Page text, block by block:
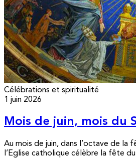
Célébrations et spiritualité
1 juin 2026
Mois de juin, mois du
Au mois de juin, dans l’octave de la
l’Eglise catholique célèbre la fête